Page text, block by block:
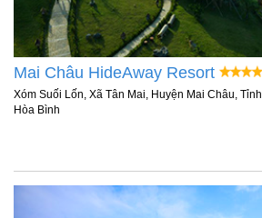
Mai Châu HideAway Resort
Xóm Suối Lốn, Xã Tân Mai, Huyện Mai Châu, Tỉnh
Hòa Bình